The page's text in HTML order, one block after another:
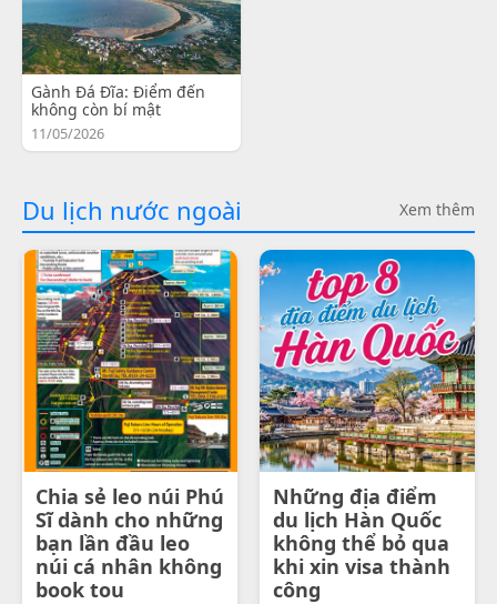
Gành Đá Đĩa: Điểm đến
không còn bí mật
11/05/2026
Du lịch nước ngoài Xem thêm
Chia sẻ leo núi Phú
Sĩ dành cho những
bạn lần đầu leo
núi cá nhân không
book tou
Những địa điểm
du lịch Hàn Quốc
không thể bỏ qua
khi xin visa thành
công